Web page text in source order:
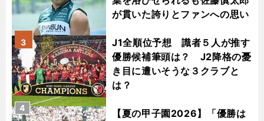
が貫いた誇りとファンへの思い
J1全順位予想 識者５人が推す
優勝候補筆頭は？ J2降格の憂
き目に遭いそうな３クラブと
は？
3
【夏の甲子園2026】「優勝は
4